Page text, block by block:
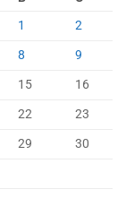
1
2
8
9
15
16
22
23
29
30